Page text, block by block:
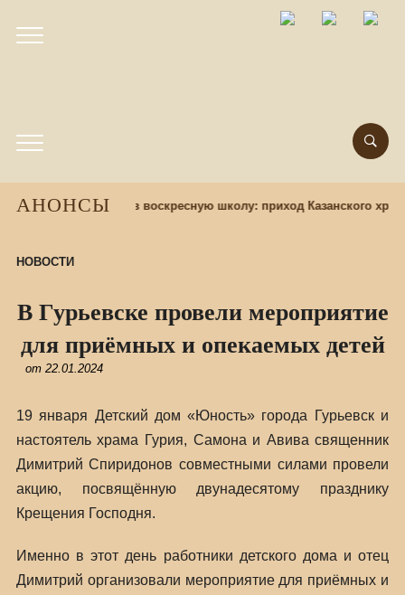
АНОНСЫ
Набор учащихся в воскресную школу: приход Казанского
НОВОСТИ
В Гурьевске провели мероприятие
для приёмных и опекаемых детей
от 22.01.2024
19 января Детский дом «Юность» города Гурьевск и
настоятель храма Гурия, Самона и Авива священник
Димитрий Спиридонов совместными силами провели
акцию, посвящённую двунадесятому празднику
Крещения Господня.
Именно в этот день работники детского дома и отец
Димитрий организовали мероприятие для приёмных и